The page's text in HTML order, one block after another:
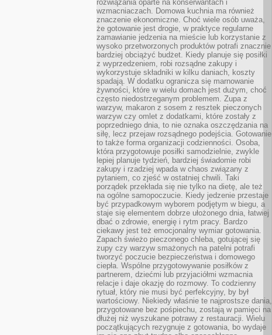
rozwiązania oparte na konserwantach i
wzmacniaczach. Domowa kuchnia ma również
znaczenie ekonomiczne. Choć wiele osób uważa,
że gotowanie jest drogie, w praktyce regularne
zamawianie jedzenia na mieście lub korzystanie z
wysoko przetworzonych produktów potrafi znacznie
bardziej obciążyć budżet. Kiedy planuje się posiłki
z wyprzedzeniem, robi rozsądne zakupy i
wykorzystuje składniki w kilku daniach, koszty
spadają. W dodatku ogranicza się marnowanie
żywności, które w wielu domach jest dużym, choć
często niedostrzeganym problemem. Zupa z
warzyw, makaron z sosem z resztek pieczonych
warzyw czy omlet z dodatkami, które zostały z
poprzedniego dnia, to nie oznaka oszczędzania na
siłę, lecz przejaw rozsądnego podejścia. Gotowanie
to także forma organizacji codzienności. Osoba,
która przygotowuje posiłki samodzielnie, zwykle
lepiej planuje tydzień, bardziej świadomie robi
zakupy i rzadziej wpada w chaos związany z
pytaniem, co zjeść w ostatniej chwili. Taki
porządek przekłada się nie tylko na dietę, ale też
na ogólne samopoczucie. Kiedy jedzenie przestaje
być przypadkowym wyborem podjętym w biegu, a
staje się elementem dobrze ułożonego dnia, łatwiej
dbać o zdrowie, energię i rytm pracy. Bardzo
ciekawy jest też emocjonalny wymiar gotowania.
Zapach świeżo pieczonego chleba, gotującej się
zupy czy warzyw smażonych na patelni potrafi
tworzyć poczucie bezpieczeństwa i domowego
ciepła. Wspólne przygotowywanie posiłków z
partnerem, dziećmi lub przyjaciółmi wzmacnia
relacje i daje okazję do rozmowy. To codzienny
rytuał, który nie musi być perfekcyjny, by był
wartościowy. Niekiedy właśnie te najprostsze dania,
przygotowane bez pośpiechu, zostają w pamięci na
dłużej niż wyszukane potrawy z restauracji. Wielu
początkujących rezygnuje z gotowania, bo wydaje